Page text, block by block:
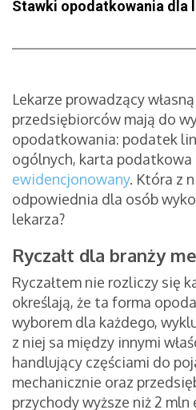
Stawki opodatkowania dla
Lekarze prowadzący
przedsiębiorców mają do
opodatkowania: podatek
ogólnych, karta podatkowa
ewidencjonowany. Która z
odpowiednia dla osób
lekarza?
Ryczałt dla branży
Ryczałtem nie rozliczy się
określają, że ta forma
wyborem dla każdego,
z niej sa między innymi
handlujący częściami do
mechanicznie oraz
przychody wyższe niż 2